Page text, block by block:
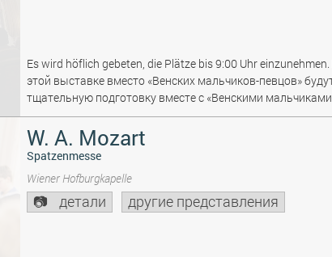
Es wird höflich gebeten, die Plätze bis 9:00 Uhr
этой выставке вместо «Венских мальчиков-певцов»
тщательную подготовку вместе с «Венскими
W. A. Mozart
Spatzenmesse
Wiener Hofburgkapelle
детали другие представления